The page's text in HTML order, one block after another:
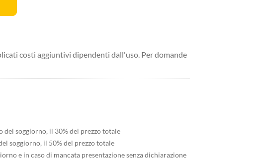
costi aggiuntivi dipendenti dall'uso. Per domande
soggiorno, il 30% del prezzo totale
soggiorno, il 50% del prezzo totale
e in caso di mancata presentazione senza dichiarazione